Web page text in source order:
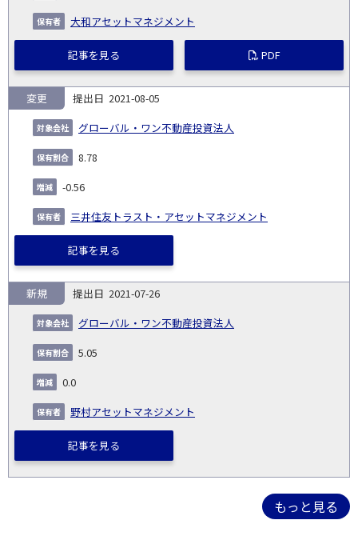
大和アセットマネジメント
記事を見る PDF
2021-08-05
グローバル・ワン不動産投資法人
変更
8.78
-0.56
三井住友トラスト・アセットマネジメント
記事を見る
2021-07-26
グローバル・ワン不動産投資法人
新規
5.05
0.0
野村アセットマネジメント
記事を見る
もっと見る